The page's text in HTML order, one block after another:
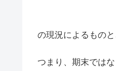
の現況によるものと
つまり、期末では